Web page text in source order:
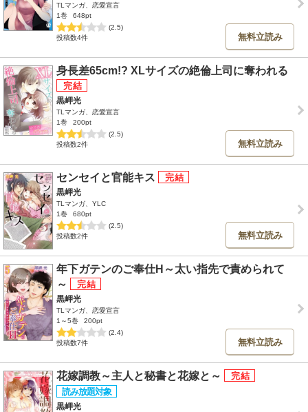
TLマンガ、恋愛宣言
1巻
648pt
(2.5)
投稿数4件
無料立読み
身長差65cm!? XLサイズの絶倫上司に奪われる
黒岬光
TLマンガ、恋愛宣言
1巻
200pt
(2.5)
投稿数2件
無料立読み
センセイと官能キス
黒岬光
TLマンガ、YLC
1巻
680pt
(2.5)
投稿数2件
無料立読み
年下ガテンのご奉仕H～太い指先で責められて
～
黒岬光
TLマンガ、恋愛宣言
1～5巻
200pt
(2.4)
投稿数7件
無料立読み
花嫁調教～主人と秘書と花嫁と～
黒岬光